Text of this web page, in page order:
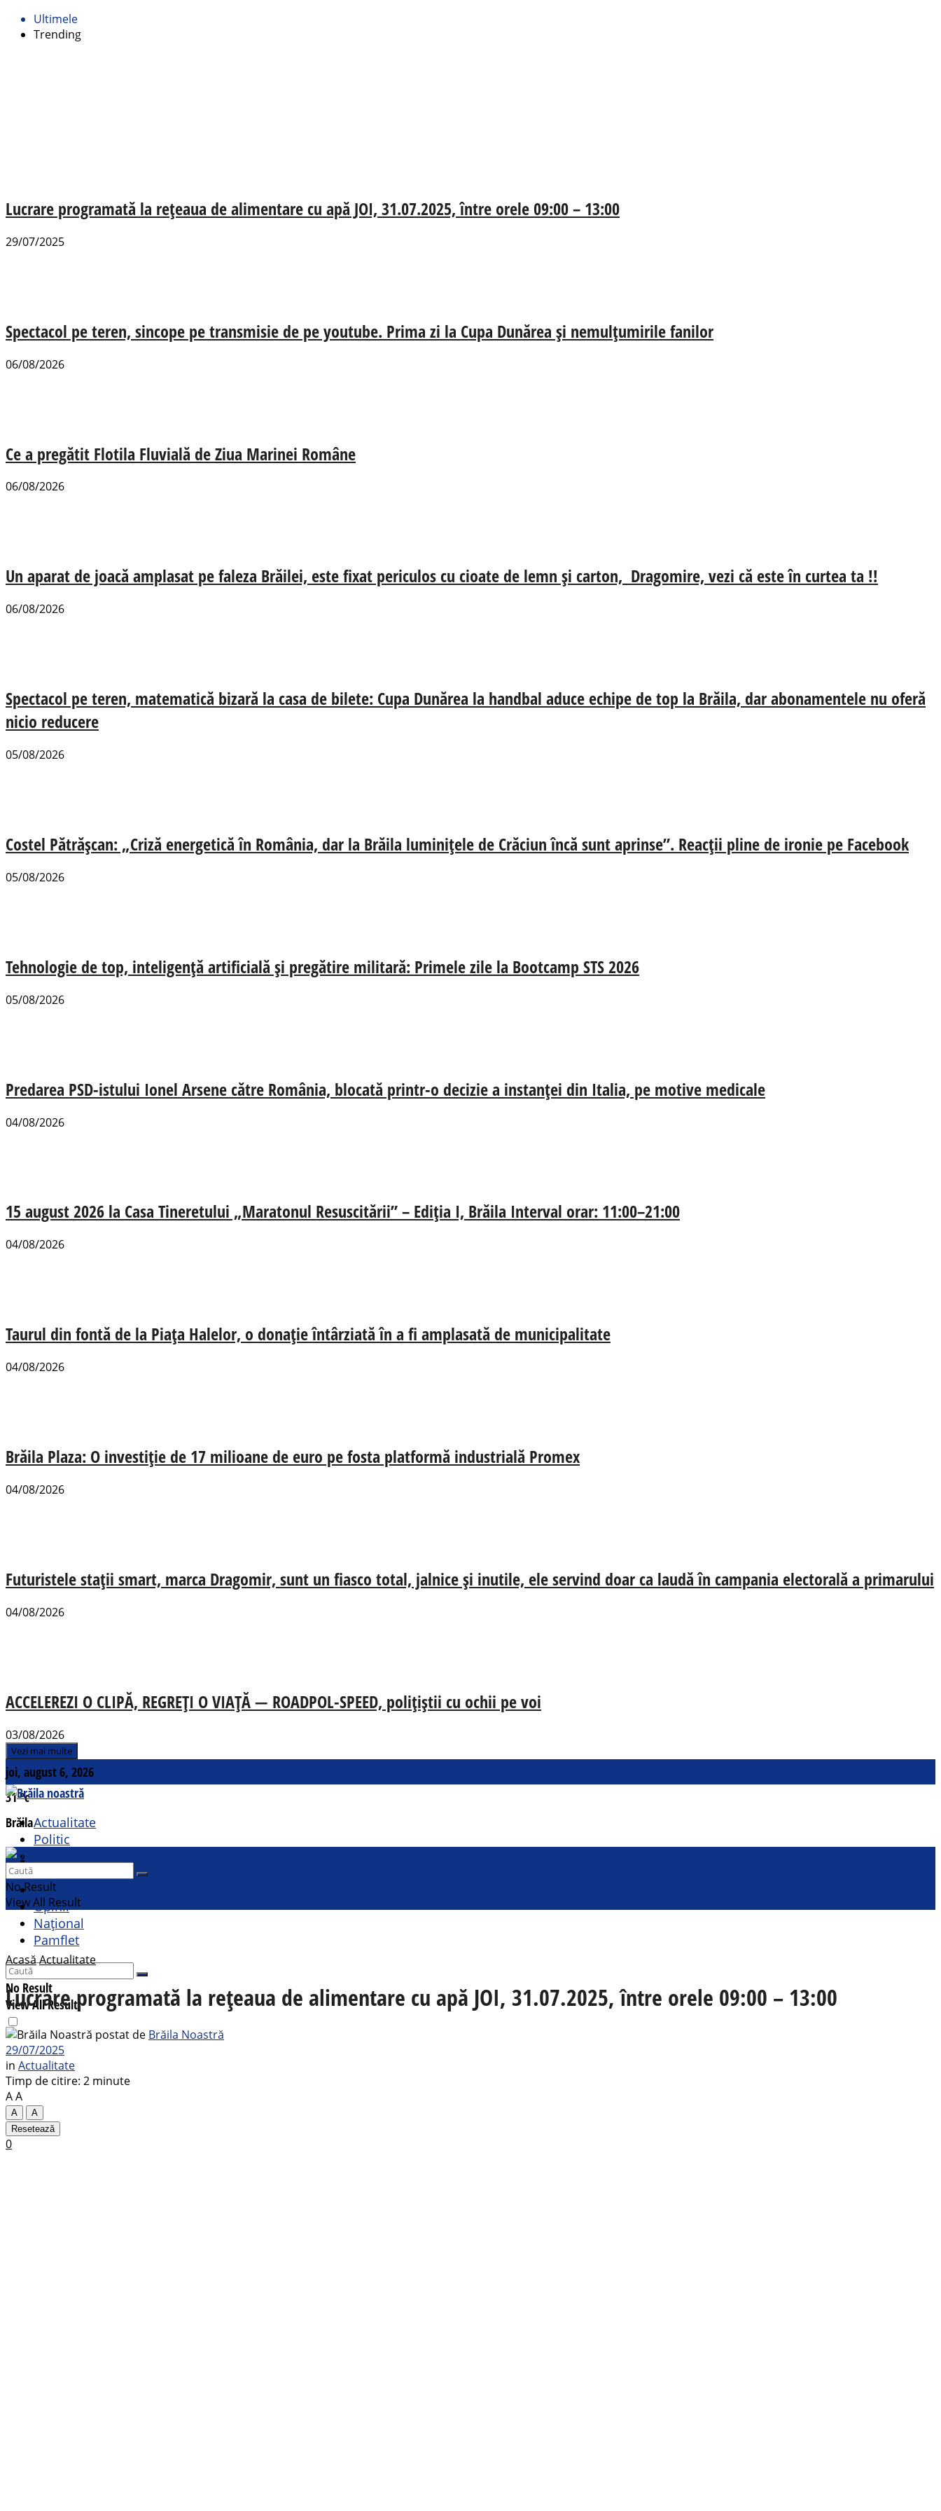
Ultimele
Trending
Lucrare programată la rețeaua de alimentare cu apă JOI, 31.07.2025, între orele 09:00 – 13:00
29/07/2025
Spectacol pe teren, sincope pe transmisie de pe youtube. Prima zi la Cupa Dunărea și nemulțumirile fanilor
06/08/2026
Ce a pregătit Flotila Fluvială de Ziua Marinei Române
06/08/2026
Un aparat de joacă amplasat pe faleza Brăilei, este fixat periculos cu cioate de lemn și carton, Dragomire, vezi că este în curtea ta !!
06/08/2026
Spectacol pe teren, matematică bizară la casa de bilete: Cupa Dunărea la handbal aduce echipe de top la Brăila, dar abonamentele nu oferă
nicio reducere
05/08/2026
Costel Pătrășcan: „Criză energetică în România, dar la Brăila luminițele de Crăciun încă sunt aprinse”. Reacții pline de ironie pe Facebook
05/08/2026
Tehnologie de top, inteligență artificială și pregătire militară: Primele zile la Bootcamp STS 2026
05/08/2026
Predarea PSD-istului Ionel Arsene către România, blocată printr-o decizie a instanței din Italia, pe motive medicale
04/08/2026
15 august 2026 la Casa Tineretului „Maratonul Resuscitării” – Ediția I, Brăila Interval orar: 11:00–21:00
04/08/2026
Taurul din fontă de la Piața Halelor, o donație întârziată în a fi amplasată de municipalitate
04/08/2026
Brăila Plaza: O investiție de 17 milioane de euro pe fosta platformă industrială Promex
04/08/2026
Futuristele stații smart, marca Dragomir, sunt un fiasco total, jalnice și inutile, ele servind doar ca laudă în campania electorală a primarului
04/08/2026
ACCELEREZI O CLIPĂ, REGREȚI O VIAȚĂ — ROADPOL-SPEED, polițiștii cu ochii pe voi
03/08/2026
Vezi mai multe
joi, august 6, 2026
31°c
Brăila
Contact
Actualitate
Politic
Cultural
Opinii
Național
Pamflet
No Result
View All Result
No Result
View All Result
AcasăActualitate
Lucrare programată la rețeaua de alimentare cu apă JOI, 31.07.2025, între orele 09:00 – 13:00
postat de Brăila Noastră
29/07/2025
in Actualitate
Timp de citire: 2 minute
AA
A
A
Resetează
0